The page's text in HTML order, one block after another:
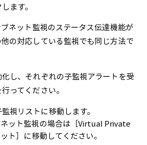
ます。
ネット監視のステータス伝達機能が
の対応している監視でも同じ方法で
し、それぞれの子監視アラートを受
ってください。
視リストに移動します。
ット監視の場合は［Virtual Private
］に移動してください。